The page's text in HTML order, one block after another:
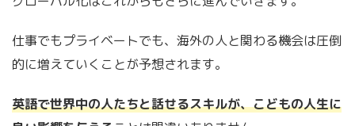
仕事でもプライベートでも、海外の人と関わる機会は圧倒
的に増えていくことが予想されます。
英語で世界中の人たちと話せるスキルが、こどもの人生に